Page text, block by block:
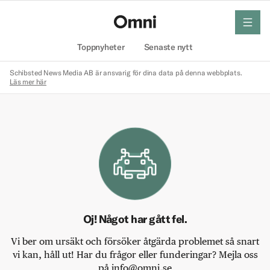
Toppnyheter Senaste nytt
meny
Schibsted News Media AB är ansvarig för dina data på denna webbplats.
Läs mer här
Oj! Något har gått fel.
Vi ber om ursäkt och försöker åtgärda problemet så snart
vi kan, håll ut! Har du frågor eller funderingar? Mejla oss